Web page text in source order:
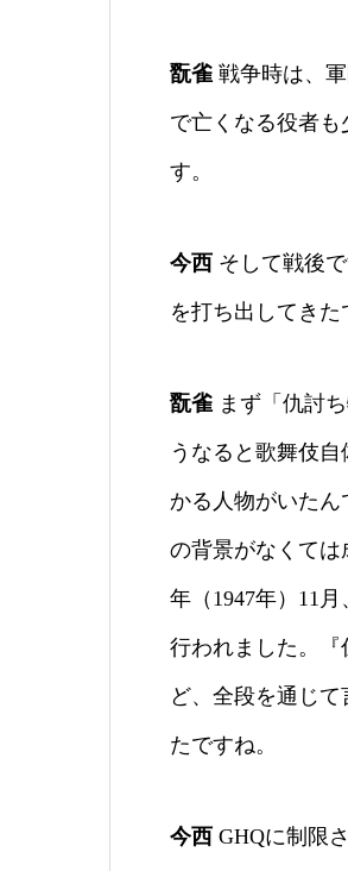
翫雀 戦争時は、
で亡くなる役者
す。
今西 そして戦後
を打ち出してきた
翫雀 まず「仇討
うなると歌舞伎
かる人物がいた
の背景がなくては
年（1947年）11
行われました。
ど、全段を通じ
たですね。
今西 GHQに制限